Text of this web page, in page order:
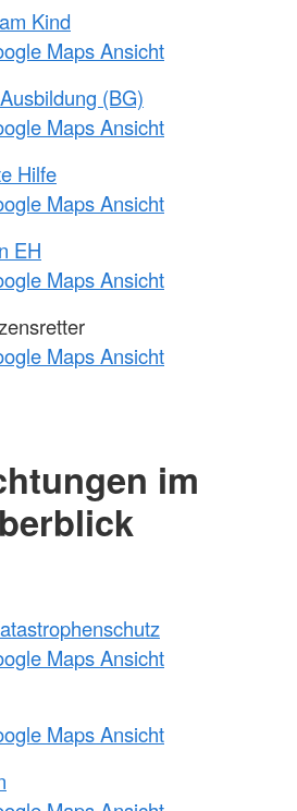
Kind
Maps Ansicht
(BG)
Maps Ansicht
Hilfe
Maps Ansicht
EH
Maps Ansicht
Maps Ansicht
im
Maps Ansicht
Maps Ansicht